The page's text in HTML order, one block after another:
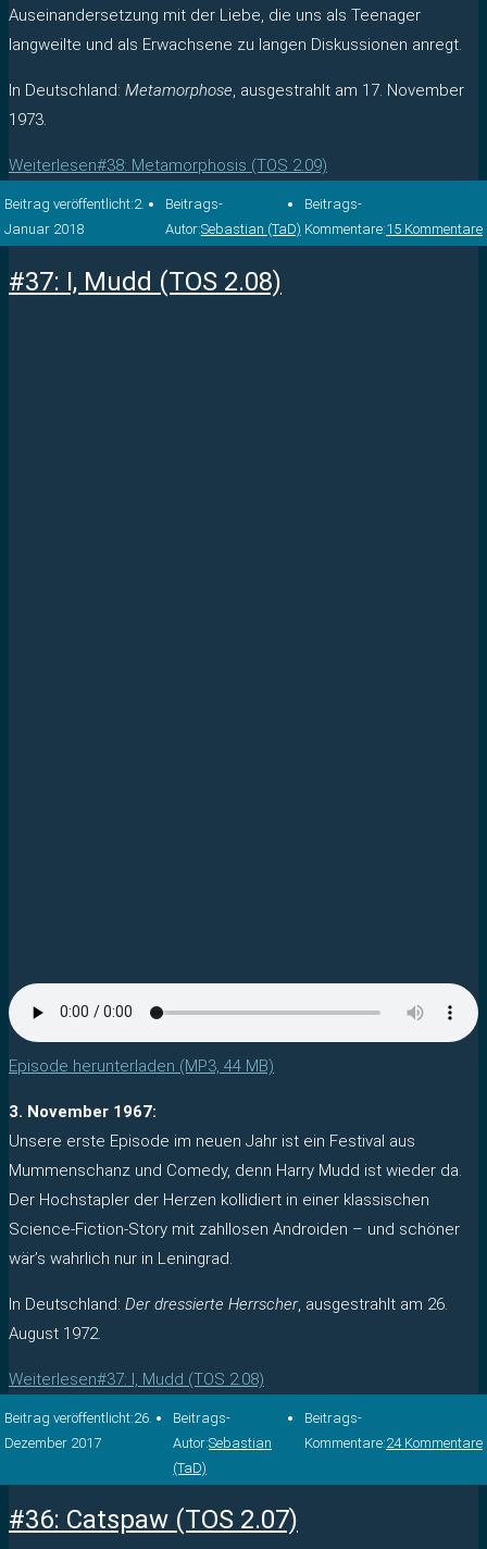
Auseinandersetzung mit der Liebe, die uns als Teenager
langweilte und als Erwachsene zu langen Diskussionen anregt.
In Deutschland: Metamorphose, ausgestrahlt am 17. November
1973.
Weiterlesen#38: Metamorphosis (TOS 2.09)
Beitrag veröffentlicht:2.
Januar 2018
Beitrags-
Autor:Sebastian (TaD)
Beitrags-
Kommentare:15 Kommentare
#37: I, Mudd (TOS 2.08)
Episode herunterladen (MP3, 44 MB)
3. November 1967:
Unsere erste Episode im neuen Jahr ist ein Festival aus
Mummenschanz und Comedy, denn Harry Mudd ist wieder da.
Der Hochstapler der Herzen kollidiert in einer klassischen
Science-Fiction-Story mit zahllosen Androiden – und schöner
wär’s wahrlich nur in Leningrad.
In Deutschland: Der dressierte Herrscher, ausgestrahlt am 26.
August 1972.
Weiterlesen#37: I, Mudd (TOS 2.08)
Beitrag veröffentlicht:26.
Dezember 2017
Beitrags-
Autor:Sebastian
(TaD)
Beitrags-
Kommentare:24 Kommentare
#36: Catspaw (TOS 2.07)